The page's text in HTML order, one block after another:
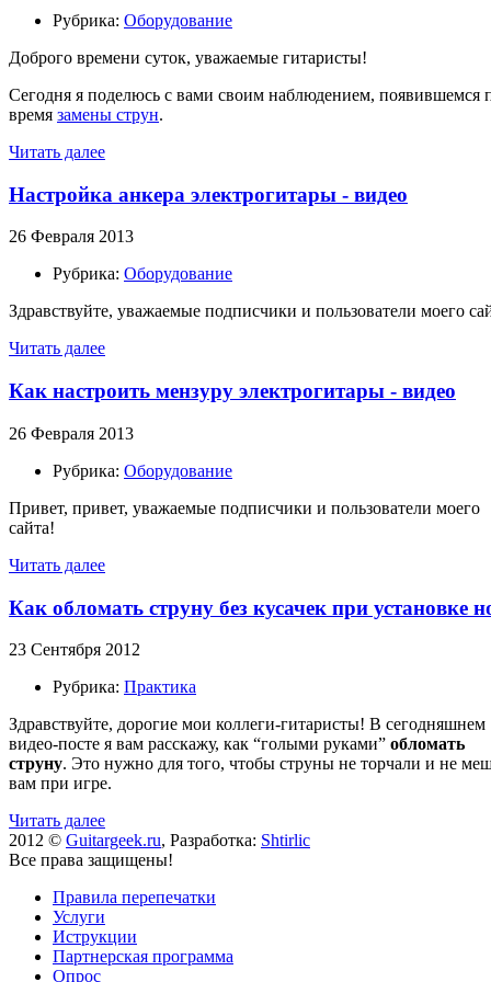
Рубрика: Оборудование
Доброго времени суток, уважаемые гитаристы!
Сегодня я поделюсь с вами своим наблюдением, появившемся
время замены струн.
Читать далее
Настройка анкера электрогитары - видео
26 Февраля 2013
Рубрика: Оборудование
Здравствуйте, уважаемые подписчики и пользователи моего
Читать далее
Как настроить мензуру электрогитары - видео
26 Февраля 2013
Рубрика: Оборудование
Привет, привет, уважаемые подписчики и пользователи моего
сайта!
Читать далее
Как обломать струну без кусачек при установке
23 Сентября 2012
Рубрика: Практика
Здравствуйте, дорогие мои коллеги-гитаристы! В сегодняшнем
видео-посте я вам расскажу, как “голыми руками” обломать
струну. Это нужно для того, чтобы струны не торчали и не
вам при игре.
Читать далее
2012 © Guitargeek.ru, Разработка: Shtirlic
Все права защищены!
Правила перепечатки
Услуги
Иструкции
Партнерская программа
Опрос